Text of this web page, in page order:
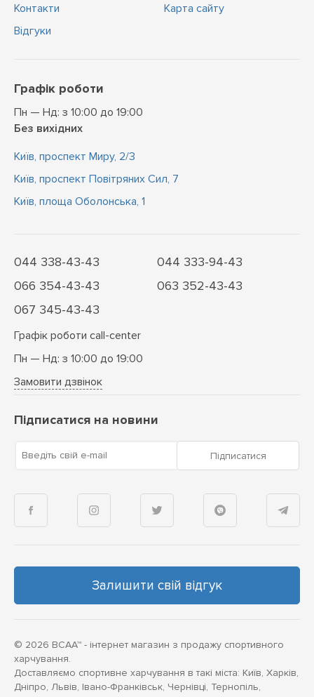
Контакти
Відгуки
Карта сайту
Графік роботи
Пн — Нд: з 10:00 до 19:00
Без вихідних
Київ, проспект Миру, 2/3
Київ, проспект Повітряних Сил, 7
Київ, площа Оболонська, 1
044 338-43-43
044 333-94-43
066 354-43-43
063 352-43-43
067 345-43-43
Графік роботи call-center
Пн — Нд: з 10:00 до 19:00
Замовити дзвінок
Підписатися на новини
Введіть свій e-mail Підписатися
Залишити свій відгук
© 2026 BCAA™ - інтернет магазин з продажу спортивного
харчування.
Доставляємо спортивне харчування в такі міста: Київ, Харків,
Дніпро, Львів, Івано-Франківськ, Чернівці, Тернопіль,